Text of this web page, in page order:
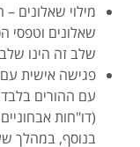
מילוי שאלונים
שאלונים וטפסי
שלב זה הינו
פגישה אישית
עם ההורים
(דו"חות
בנוסף, במהלך